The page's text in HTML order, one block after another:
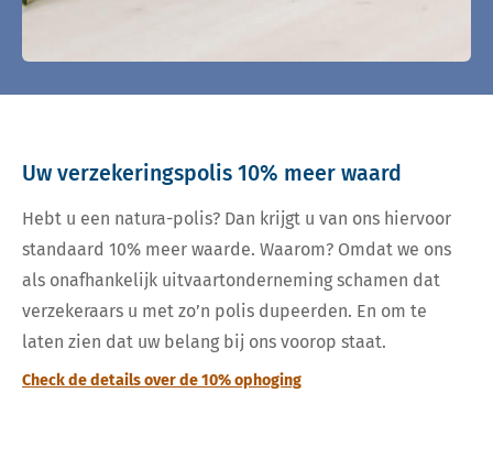
Uw verzekeringspolis 10% meer waard
Hebt u een natura-polis? Dan krijgt u van ons hiervoor
standaard 10% meer waarde. Waarom? Omdat we ons
als onafhankelijk uitvaartonderneming schamen dat
verzekeraars u met zo’n polis dupeerden. En om te
laten zien dat uw belang bij ons voorop staat.
Check de details over de 10% ophoging